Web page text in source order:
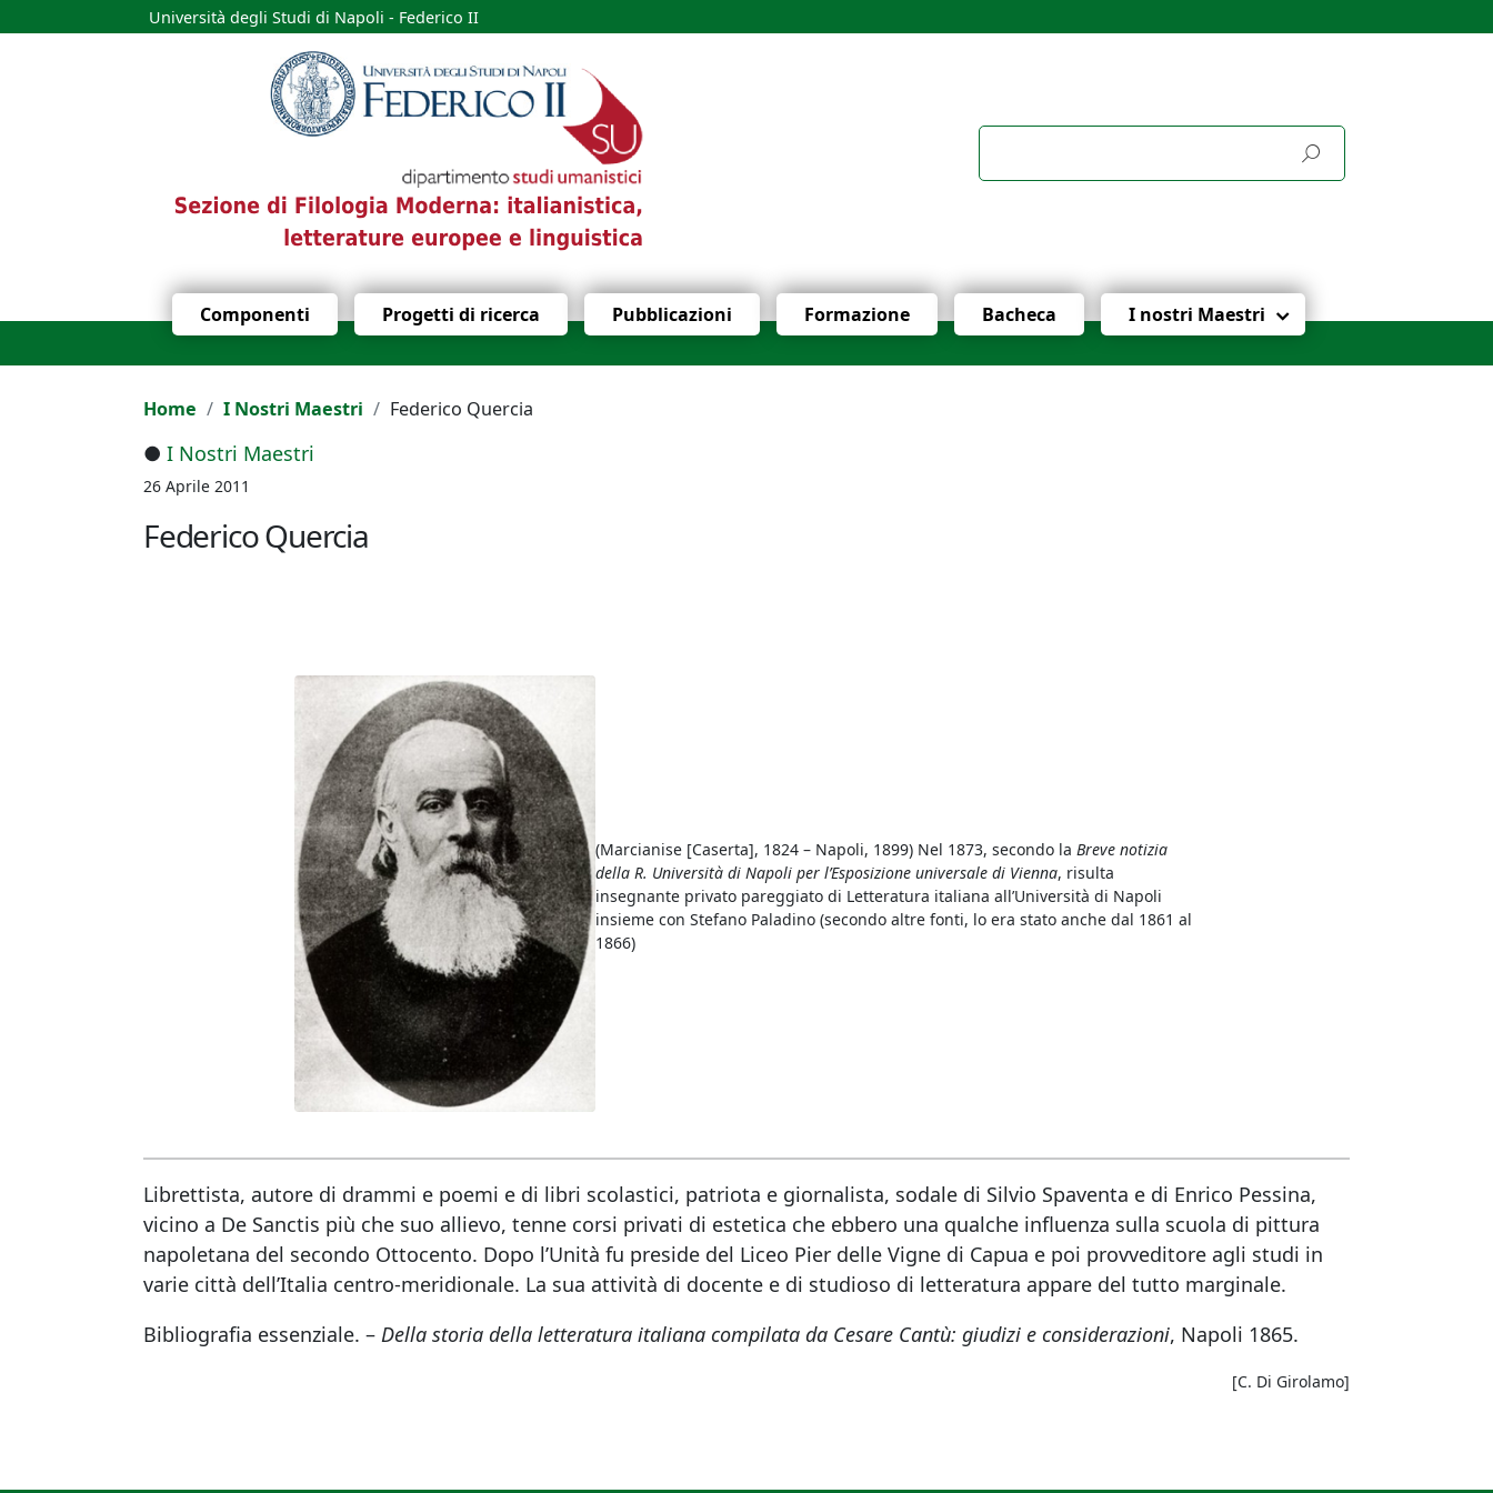
Università degli Studi di Napoli - Federico II
Componenti Progetti di ricerca Pubblicazioni Formazione Bacheca I nostri Maestri
Home I Nostri Maestri Federico Quercia
● I Nostri Maestri
26 Aprile 2011
Federico Quercia
(Marcianise [Caserta], 1824 – Napoli, 1899) Nel 1873, secondo laBreve notizia
della R. Università di Napoli per l’Esposizione universale di Vienna, risulta
insegnante privato pareggiato di Letteratura italiana all’Università di Napoli
insieme con Stefano Paladino (secondo altre fonti, lo era stato anche dal 1861 al
1866)
Librettista, autore di drammi e poemi e di libri scolastici, patriota e giornalista, sodale di Silvio Spaventa e di Enrico Pessina,
vicino a De Sanctis più che suo allievo, tenne corsi privati di estetica che ebbero una qualche influenza sulla scuola di pittura
napoletana del secondo Ottocento. Dopo l’Unità fu preside del Liceo Pier delle Vigne di Capua e poi provveditore agli studi in
varie città dell’Italia centro-meridionale. La sua attività di docente e di studioso di letteratura appare del tutto marginale.
Bibliografia essenziale. – Della storia della letteratura italiana compilata da Cesare Cantù: giudizi e considerazioni, Napoli 1865.
[C. Di Girolamo]